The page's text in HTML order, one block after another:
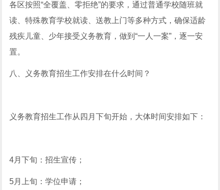
各区按照“全覆盖、零拒绝”的要求，通过普通学校随班就
读、特殊教育学校就读、送教上门等多种方式，确保适龄
残疾儿童、少年接受义务教育，做到“一人一案”，逐一安
置。
八、义务教育招生工作安排在什么时间？
义务教育招生工作从四月下旬开始，大体时间安排如下：
4月下旬：招生宣传；
5月上旬：学位申请；